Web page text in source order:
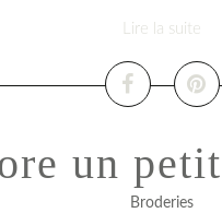
Lire la suite
un
Broderies